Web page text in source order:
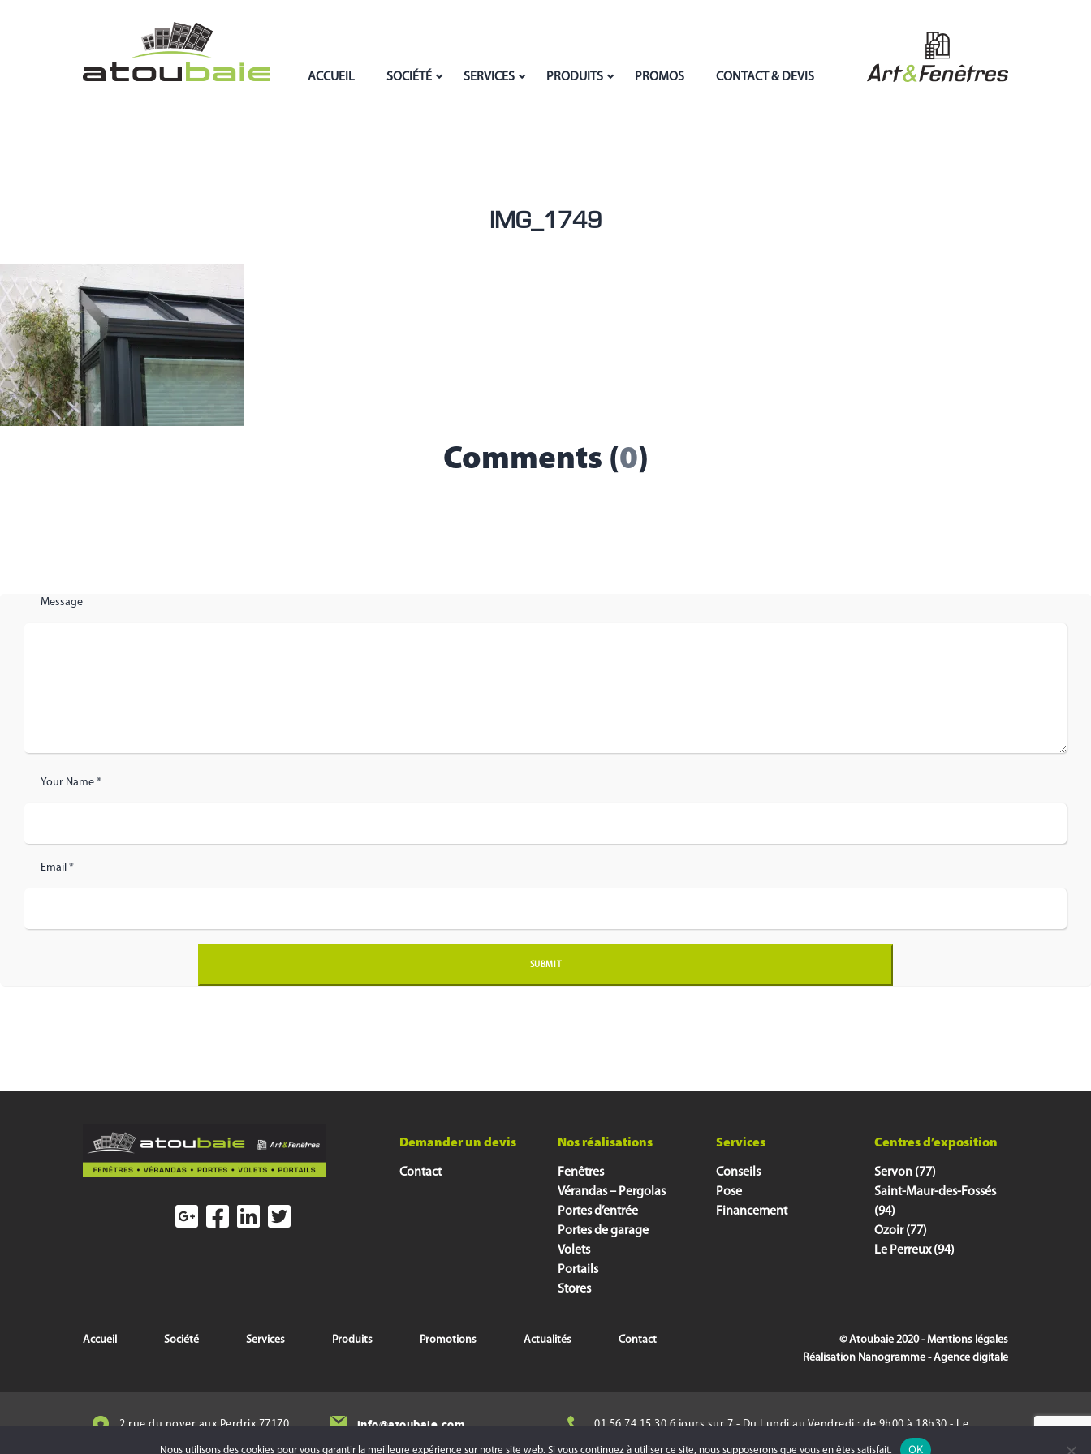
ACCUEIL SOCIÉTÉ SERVICES PRODUITS PROMOS CONTACT & DEVIS
IMG_1749
Comments (0)
Message
Your Name *
Email *
Demander un devis
Contact
Nos réalisations
Fenêtres
Vérandas – Pergolas
Portes d’entrée
Portes de garage
Volets
Portails
Stores
Services
Conseils
Pose
Financement
Centres d’exposition
Servon (77)
Saint-Maur-des-Fossés
(94)
Ozoir (77)
Le Perreux (94)
Accueil Société Services Produits Promotions Actualités Contact © Atoubaie 2020 -Mentions légales
Réalisation Nanogramme - Agence digitale
2 rue du noyer aux Perdrix 77170
info@atoubaie.com
01 56 74 15 30 6 jours sur 7 - Du Lundi au Vendredi : de 9h00 à 18h30 - Le
Samedi : de 10h00 à 17h00.
Nous utilisons des cookies pour vous garantir la meilleure expérience sur notre site web. Si vous continuez à utiliser ce site, nous supposerons que vous en êtes satisfait. OK